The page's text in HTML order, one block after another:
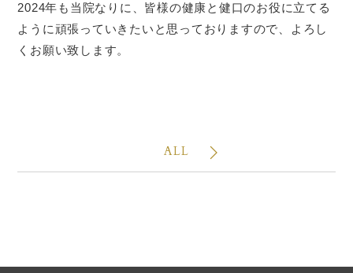
2024年も当院なりに、皆様の健康と健口のお役に立てる
ように頑張っていきたいと思っておりますので、よろし
くお願い致します。
ALL